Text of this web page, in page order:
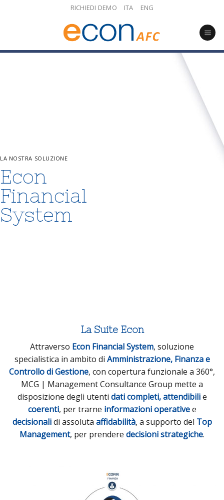
RICHIEDI DEMO ITA ENG
LA NOSTRA SOLUZIONE
Econ
Financial
System
La Suite Econ
Attraverso Econ Financial System, soluzione
specialistica in ambito di Amministrazione, Finanza e
Controllo di Gestione, con copertura funzionale a 360°,
MCG | Management Consultance Group mette a
disposizione degli utenti dati completi, attendibilie
coerenti, per trarne informazioni operativee
decisionalidi assoluta affidabilità, a supporto del Top
Management, per prendere decisioni strategiche.